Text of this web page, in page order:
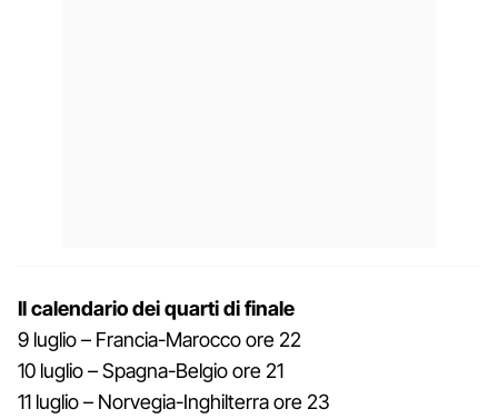
Il calendario dei quarti di finale
9 luglio – Francia-Marocco ore 22
10 luglio – Spagna-Belgio ore 21
11 luglio – Norvegia-Inghilterra ore 23